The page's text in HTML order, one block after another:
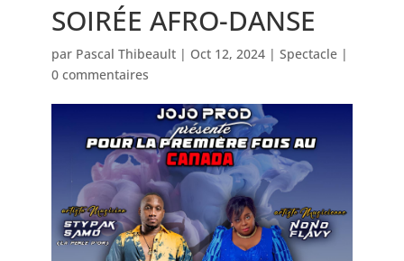
SOIRÉE AFRO-DANSE
par Pascal Thibeault| Oct 12, 2024| Spectacle|
0 commentaires